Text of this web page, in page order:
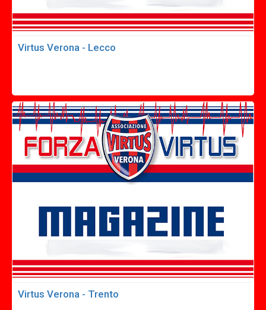
Virtus Verona - Lecco
Virtus Verona - Trento